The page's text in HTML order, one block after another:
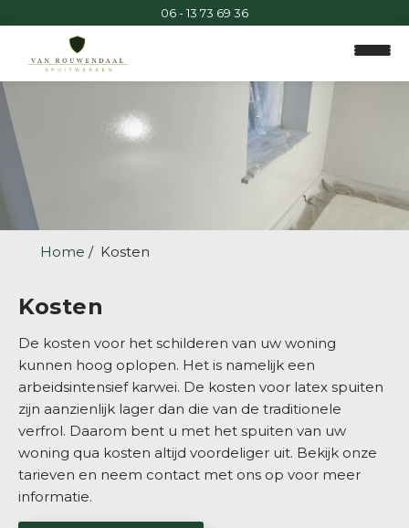
06 - 13 73 69 36
Home Kosten
Kosten
De kosten voor het schilderen van uw woning
kunnen hoog oplopen. Het is namelijk een
arbeidsintensief karwei. De kosten voor latex spuiten
zijn aanzienlijk lager dan die van de traditionele
verfrol. Daarom bent u met het spuiten van uw
woning qua kosten altijd voordeliger uit. Bekijk onze
tarieven en neem contact met ons op voor meer
informatie.